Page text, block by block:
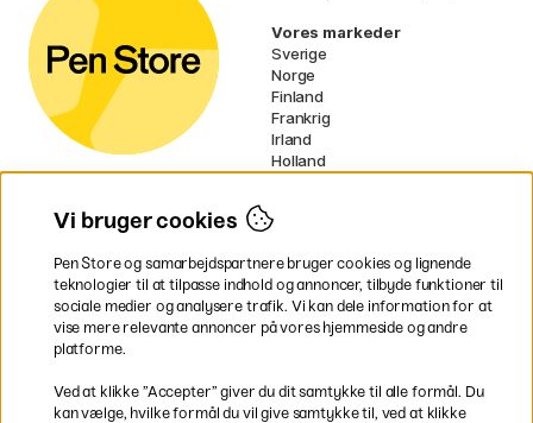
Vores markeder
Sverige
Norge
Finland
Frankrig
Irland
Holland
EU
* Specifikkefragtvilkår gælder for
voluminøse varer.
Vi bruger cookies
Pen Store og samarbejdspartnere bruger cookies og lignende
teknologier til at tilpasse indhold og annoncer, tilbyde funktioner til
sociale medier og analysere trafik. Vi kan dele information for at
vise mere relevante annoncer på vores hjemmeside og andre
platforme.
Ved at klikke ”Accepter” giver du dit samtykke til alle formål. Du
kan vælge, hvilke formål du vil give samtykke til, ved at klikke